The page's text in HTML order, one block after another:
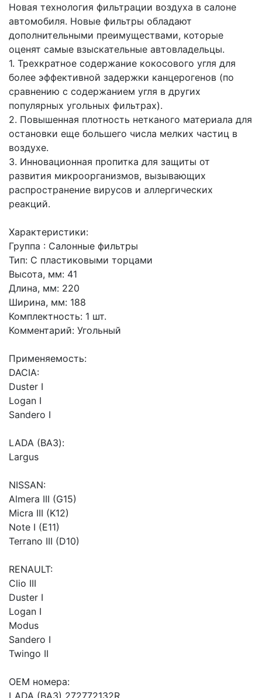
Новая технология фильтрации воздуха в салоне
автомобиля. Новые фильтры обладают
дополнительными преимуществами, которые
оценят самые взыскательные автовладельцы.
1. Трехкратное содержание кокосового угля для
более эффективной задержки канцерогенов (по
сравнению с содержанием угля в других
популярных угольных фильтрах).
2. Повышенная плотность нетканого материала для
остановки еще большего числа мелких частиц в
воздухе.
3. Инновационная пропитка для защиты от
развития микроорганизмов, вызывающих
распространение вирусов и аллергических
реакций.
Характеристики:
Группа : Салонные фильтры
Тип: С пластиковыми торцами
Высота, мм: 41
Длина, мм: 220
Ширина, мм: 188
Комплектность: 1 шт.
Комментарий: Угольный
Применяемость:
DACIA:
Duster I
Logan I
Sandero I
LADA (ВАЗ):
Largus
NISSAN:
Almera III (G15)
Micra III (K12)
Note I (E11)
Terrano III (D10)
RENAULT:
Clio III
Duster I
Logan I
Modus
Sandero I
Twingo II
OEM номера:
LADA (ВАЗ) 272772132R